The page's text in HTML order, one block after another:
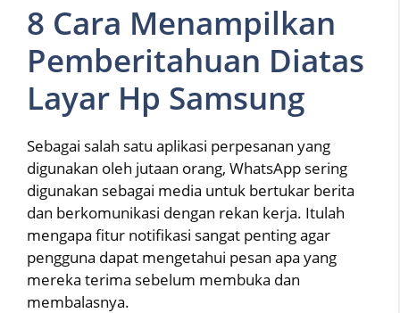
8 Cara Menampilkan
Pemberitahuan Diatas
Layar Hp Samsung
Sebagai salah satu aplikasi perpesanan yang
digunakan oleh jutaan orang, WhatsApp sering
digunakan sebagai media untuk bertukar berita
dan berkomunikasi dengan rekan kerja. Itulah
mengapa fitur notifikasi sangat penting agar
pengguna dapat mengetahui pesan apa yang
mereka terima sebelum membuka dan
membalasnya.